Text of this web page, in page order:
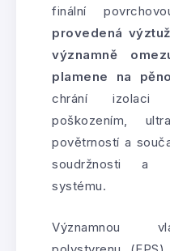
finální
provedená
významně
plamene na
chrání izolaci
poškozením,
povětrností a
soudržnosti a
systému.
Významnou